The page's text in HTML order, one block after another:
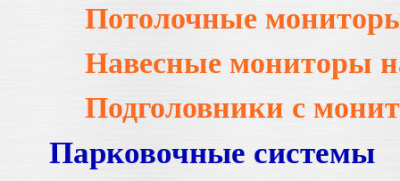
Потолочные
Навесные мониторы
Подголовники с
Парковочные системы